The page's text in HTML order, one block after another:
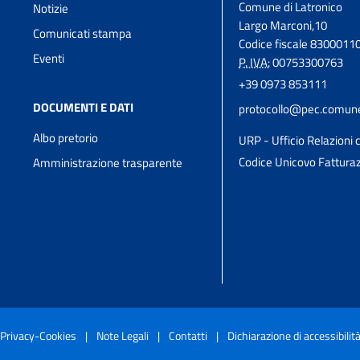
Notizie
Comunicati stampa
Eventi
DOCUMENTI E DATI
Albo pretorio
Amministrazione trasparente
Comune di Latronico
Largo Marconi,10
Codice fiscale
P. IVA:00753300763
+39 0973 853111
URP - Ufficio Relazioni
Codice Unicovo
Privacy-Cookies | Note Legali | Contatti | Dichiarazione di accessibilità